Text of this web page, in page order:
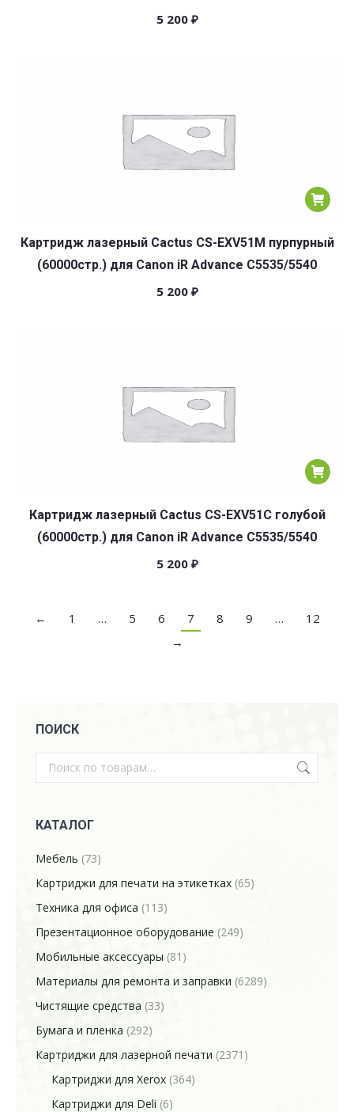
5 200 ₽
Картридж лазерный Cactus CS-EXV51M пурпурный
(60000стр.) для Canon iR Advance C5535/5540
5 200 ₽
Картридж лазерный Cactus CS-EXV51C голубой
(60000стр.) для Canon iR Advance C5535/5540
5 200 ₽
← 1 … 5 6 7 8 9 …
12
→
ПОИСК
КАТАЛОГ
Мебель (73)
Картриджи для печати на этикетках (65)
Техника для офиса (113)
Презентационное оборудование (249)
Мобильные аксессуары (81)
Материалы для ремонта и заправки (6289)
Чистящие средства (33)
Бумага и пленка (292)
Картриджи для лазерной печати (2371)
Картриджи для Xerox (364)
Картриджи для Deli (6)